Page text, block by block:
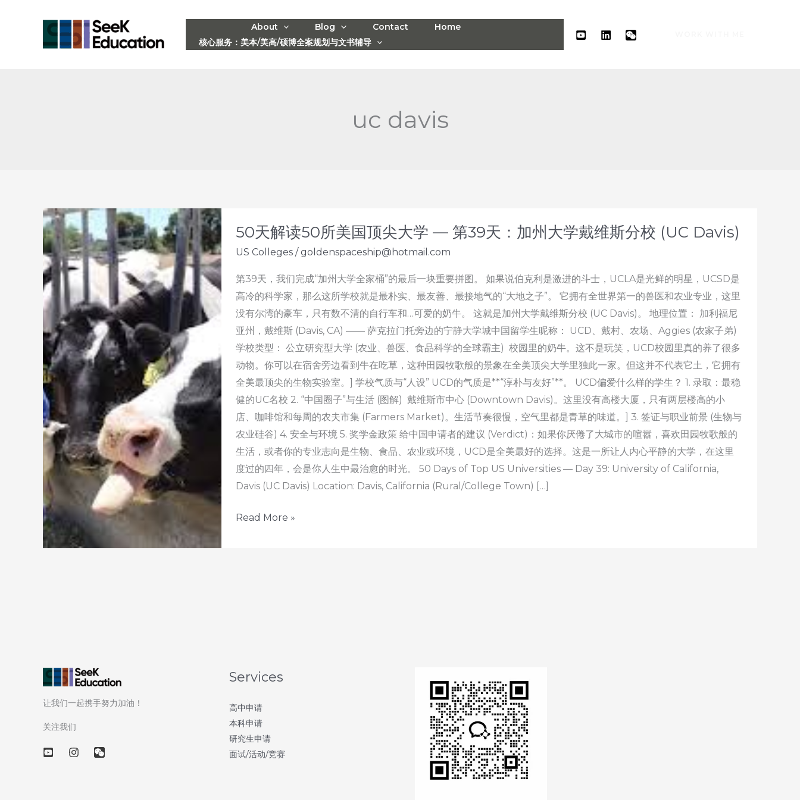
About Blog Contact
Home
核心服务：美本/美高/硕博全案规划与文书辅导
uc davis
50天解读50所美国顶尖大学 — 第39天：加州大学戴维斯分校 (UC Davis)
US Colleges / goldenspaceship@hotmail.com
第39天，我们完成“加州大学全家桶”的最后一块重要拼图。 如果说伯克利是激进的斗士，UCLA是光鲜的明星，UCSD是
高冷的科学家，那么这所学校就是最朴实、最友善、最接地气的“大地之子”。 它拥有全世界第一的兽医和农业专业，这里
没有尔湾的豪车，只有数不清的自行车和…可爱的奶牛。 这就是加州大学戴维斯分校 (UC Davis)。 地理位置： 加利福尼
亚州，戴维斯 (Davis, CA) —— 萨克拉门托旁边的宁静大学城中国留学生昵称： UCD、戴村、农场、Aggies (农家子弟)
学校类型： 公立研究型大学 (农业、兽医、食品科学的全球霸主) 校园里的奶牛。这不是玩笑，UCD校园里真的养了很多
动物。你可以在宿舍旁边看到牛在吃草，这种田园牧歌般的景象在全美顶尖大学里独此一家。但这并不代表它土，它拥有
全美最顶尖的生物实验室。] 学校气质与“人设” UCD的气质是**“淳朴与友好”**。 UCD偏爱什么样的学生？ 1. 录取：最稳
健的UC名校 2. “中国圈子”与生活 (图解) 戴维斯市中心 (Downtown Davis)。这里没有高楼大厦，只有两层楼高的小
店、咖啡馆和每周的农夫市集 (Farmers Market)。生活节奏很慢，空气里都是青草的味道。] 3. 签证与职业前景 (生物与
农业硅谷) 4. 安全与环境 5. 奖学金政策 给中国申请者的建议 (Verdict)：如果你厌倦了大城市的喧嚣，喜欢田园牧歌般的
生活，或者你的专业志向是生物、食品、农业或环境，UCD是全美最好的选择。这是一所让人内心平静的大学，在这里
度过的四年，会是你人生中最治愈的时光。 50 Days of Top US Universities — Day 39: University of California,
Davis (UC Davis) Location: Davis, California (Rural/College Town) […]
50
尖
学
—
第
39
Read More »
让我们一起携手努力加油！
关注我们
Services
高中申请
本科申请
研究生申请
面试/活动/竞赛